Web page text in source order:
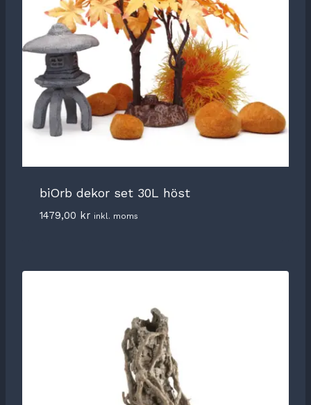
biOrb dekor set 30L höst
1479,00 kr inkl. moms